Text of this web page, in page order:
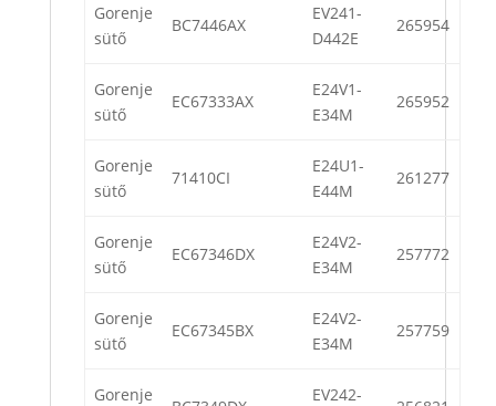
Gorenje
sütő
BC7446AX
EV241-
D442E
265954
Gorenje
sütő
EC67333AX
E24V1-
E34M
265952
Gorenje
sütő
71410CI
E24U1-
E44M
261277
Gorenje
sütő
EC67346DX
E24V2-
E34M
257772
Gorenje
sütő
EC67345BX
E24V2-
E34M
257759
Gorenje
EV242-